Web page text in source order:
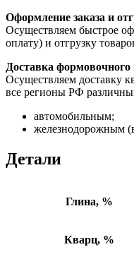
Оформление заказа и
Осуществляем быстрое
оплату) и отгрузку
Доставка формовочного
Осуществляем доставку
все регионы РФ
автомобильным;
железнодорожным
Детали
Глина, %
Кварц, %